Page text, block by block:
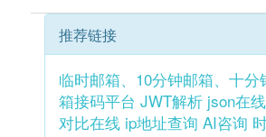
推荐链接
临时邮箱、10分钟邮箱、十分
箱接码平台 JWT解析 json在
对比在线 ip地址查询 AI咨询